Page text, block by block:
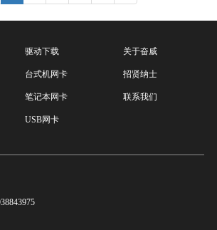
驱动下载
台式机网卡
笔记本网卡
USB网卡
关于奋威
招贤纳士
联系我们